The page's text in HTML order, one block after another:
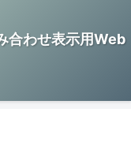
合わせ表示用Web